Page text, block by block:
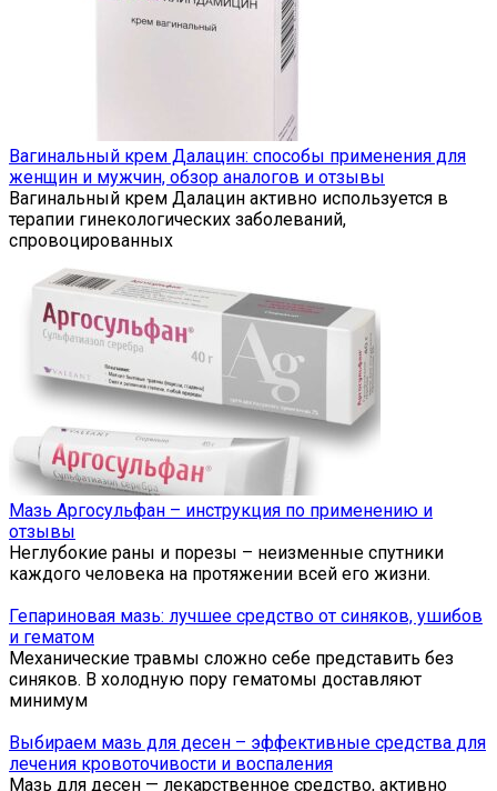
Вагинальный крем Далацин: способы применения для
женщин и мужчин, обзор аналогов и отзывы
Вагинальный крем Далацин активно используется в
терапии гинекологических заболеваний,
спровоцированных
Мазь Аргосульфан – инструкция по применению и
отзывы
Неглубокие раны и порезы – неизменные спутники
каждого человека на протяжении всей его жизни.
Гепариновая мазь: лучшее средство от синяков, ушибов
и гематом
Механические травмы сложно себе представить без
синяков. В холодную пору гематомы доставляют
минимум
Выбираем мазь для десен – эффективные средства для
лечения кровоточивости и воспаления
Мазь для десен — лекарственное средство, активно